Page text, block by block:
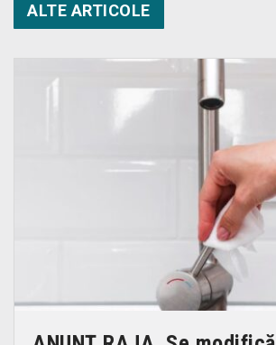
ALTE ARTICOLE